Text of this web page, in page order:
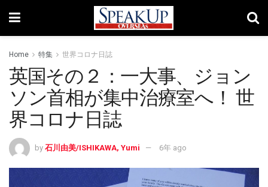
Home 特集 世界コロナ日誌
英国その２：一大事、ジョン
ソン首相が集中治療室へ！ 世
界コロナ日誌
by 石川由美/ISHIKAWA, Yumi 6年 ago